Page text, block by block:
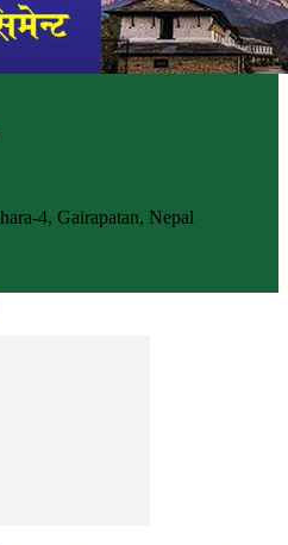
4, Gairapatan, Nepal